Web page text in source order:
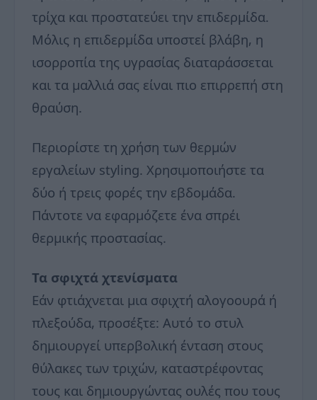
τρίχα και προστατεύει την επιδερμίδα.
Μόλις η επιδερμίδα υποστεί βλάβη, η
ισορροπία της υγρασίας διαταράσσεται
και τα μαλλιά σας είναι πιο επιρρεπή στη
θραύση.
Περιορίστε τη χρήση των θερμών
εργαλείων styling. Χρησιμοποιήστε τα
δύο ή τρεις φορές την εβδομάδα.
Πάντοτε να εφαρμόζετε ένα σπρέι
θερμικής προστασίας.
Τα σφιχτά χτενίσματα
Εάν φτιάχνεται μια σφιχτή αλογοουρά ή
πλεξούδα, προσέξτε: Αυτό το στυλ
δημιουργεί υπερβολική ένταση στους
θύλακες των τριχών, καταστρέφοντας
τους και δημιουργώντας ουλές που τους